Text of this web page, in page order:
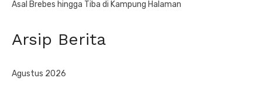
Asal Brebes hingga Tiba di Kampung Halaman
Arsip Berita
Agustus 2026